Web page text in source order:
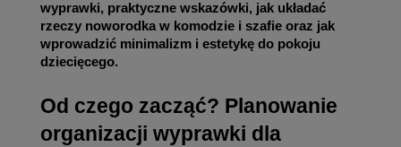
wyprawki, praktyczne wskazówki, jak układać
rzeczy noworodka w komodzie i szafie oraz jak
wprowadzić minimalizm i estetykę do pokoju
dziecięcego.
Od czego zacząć? Planowanie
organizacji wyprawki dla